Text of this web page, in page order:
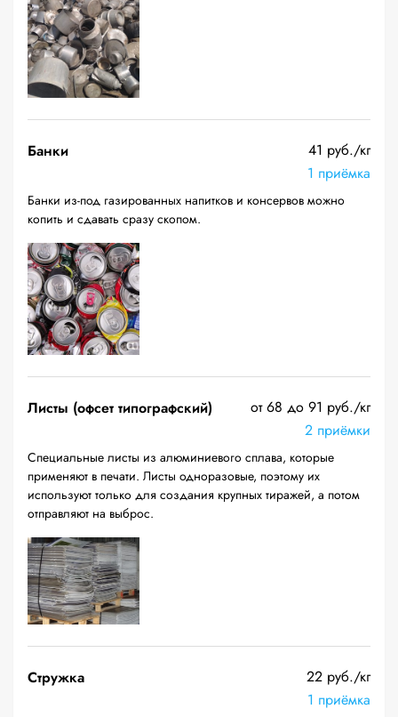
Банки
41 руб./кг
1 приёмка
Банки из-под газированных напитков и консервов можно
копить и сдавать сразу скопом.
Листы (офсет типографский)
от 68 до 91 руб./кг
2 приёмки
Специальные листы из алюминиевого сплава, которые
применяют в печати. Листы одноразовые, поэтому их
используют только для создания крупных тиражей, а потом
отправляют на выброс.
Стружка
22 руб./кг
1 приёмка